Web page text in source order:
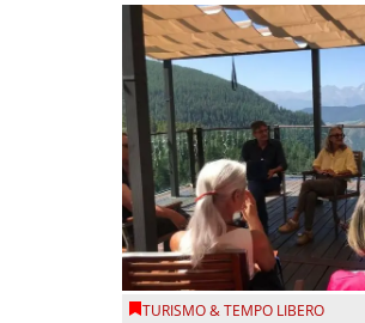
TURISMO & TEMPO LIBERO